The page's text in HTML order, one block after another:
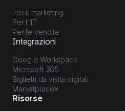
Per il marketing
Per l'IT
Per le vendite
Integrazioni
Google Workspace
Microsoft 365
Biglietti da visita digitali
Marketplace
Risorse